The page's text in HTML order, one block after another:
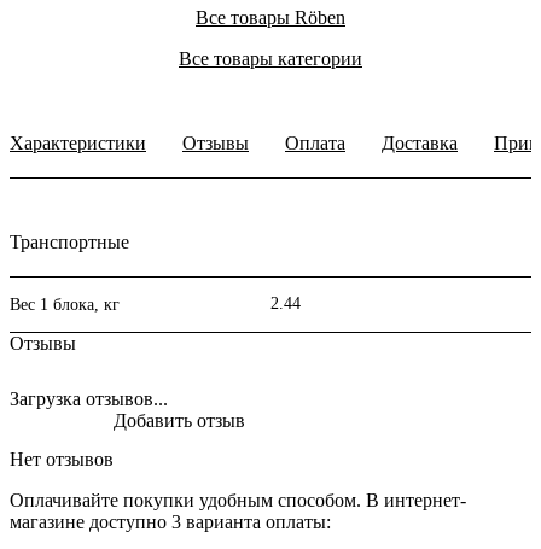
Все товары Röben
Все товары категории
Характеристики Отзывы Оплата Доставка
Транспортные
Вес 1 блока, кг 2.44
Отзывы
Загрузка отзывов...
Нет отзывов
Добавить отзыв
Оплачивайте покупки удобным способом. В интернет-
магазине доступно 3 варианта оплаты: